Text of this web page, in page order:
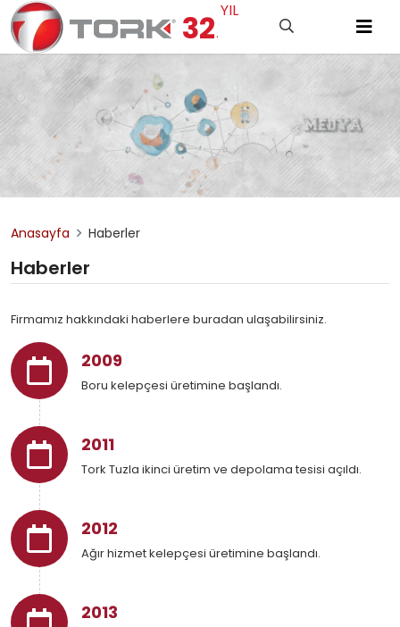
32.
YIL
Anasayfa Haberler
Haberler
Firmamız hakkındaki haberlere buradan ulaşabilirsiniz.
2009
Boru kelepçesi üretimine başlandı.
2011
Tork Tuzla ikinci üretim ve depolama tesisi açıldı.
2012
Ağır hizmet kelepçesi üretimine başlandı.
2013